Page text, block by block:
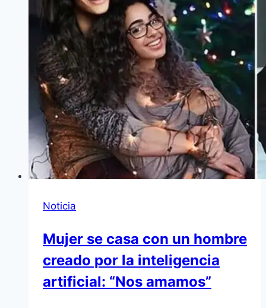
Noticia
Mujer se casa con un hombre
creado por la inteligencia
artificial: “Nos amamos”